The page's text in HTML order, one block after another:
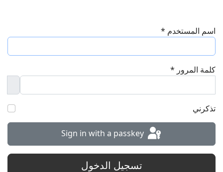
اسم المستخدم *
كلمة المرور *
تذكرني
تسجيل الدخول